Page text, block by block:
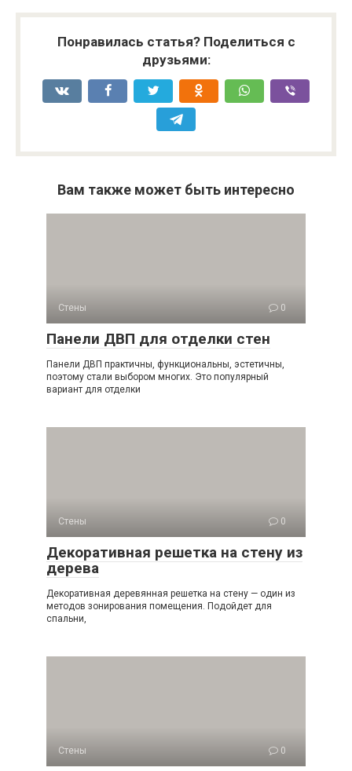
Понравилась статья? Поделиться с
друзьями:
Вам также может быть интересно
Стены 0
Панели ДВП для отделки стен
Панели ДВП практичны, функциональны, эстетичны,
поэтому стали выбором многих. Это популярный
вариант для отделки
Стены 0
Декоративная решетка на стену из
дерева
Декоративная деревянная решетка на стену — один из
методов зонирования помещения. Подойдет для
спальни,
Стены 0